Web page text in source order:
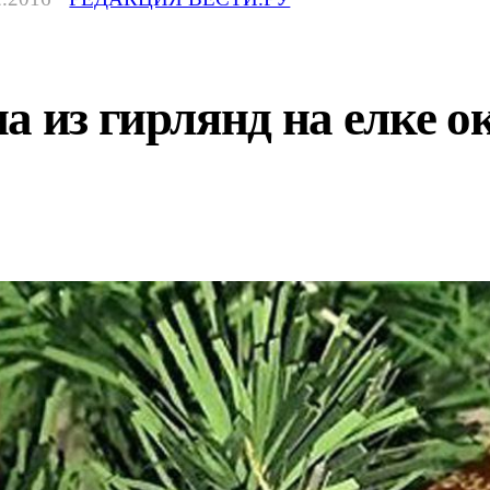
из гирлянд на елке